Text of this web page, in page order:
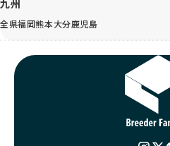
九州
全県福岡熊本大分鹿児島